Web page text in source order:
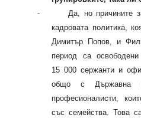
-
Да, но причините
кадровата политика,
Димитър Попов, и
период са
15 000 сержанти и
общо с Държавна
професионалисти,
със семейства. Това